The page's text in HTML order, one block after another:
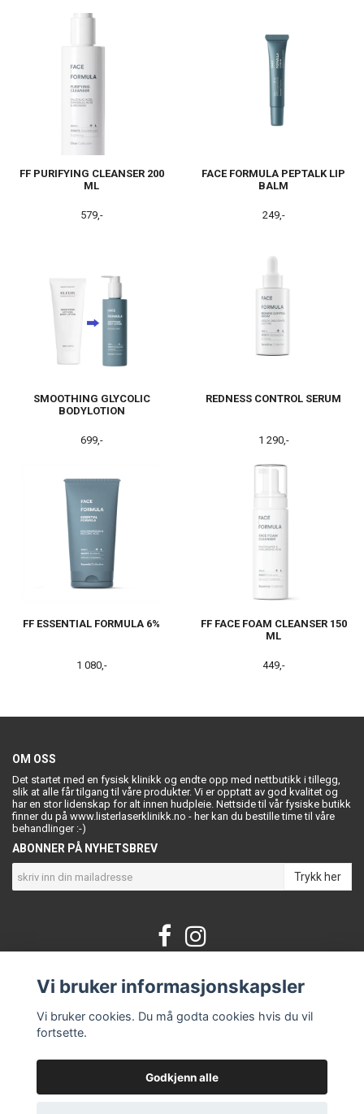
FF PURIFYING CLEANSER 200
ML
579,-
FACE FORMULA PEPTALK LIP
BALM
249,-
SMOOTHING GLYCOLIC
BODYLOTION
699,-
REDNESS CONTROL SERUM
1 290,-
FF ESSENTIAL FORMULA 6%
1 080,-
FF FACE FOAM CLEANSER 150
ML
449,-
OM OSS
Det startet med en fysisk klinikk og endte opp med nettbutikk i tillegg,
slik at alle får tilgang til våre produkter. Vi er opptatt av god kvalitet og
har en stor lidenskap for alt innen hudpleie. Nettside til vår fysiske butikk
finner du på www.listerlaserklinikk.no - her kan du bestille time til våre
behandlinger :-)
ABONNER PÅ NYHETSBREV
Trykk her
KONTAKT OSS
Om oss
Kontakt
Vi bruker informasjonskapsler
Vi bruker cookies. Du må godta cookies hvis du vil
fortsette.
Godkjenn alle